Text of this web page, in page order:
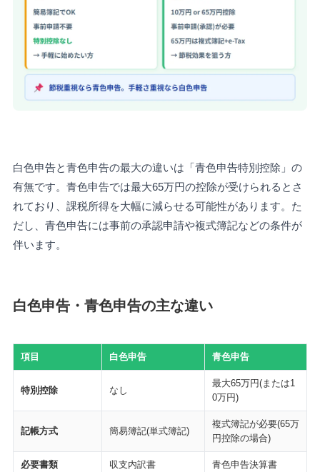
白色申告と青色申告の最大の違いは「青色申告特別控除」の
有無です。青色申告では最大65万円の控除が受けられるとさ
れており、課税所得を大幅に減らせる可能性があります。た
だし、青色申告には事前の承認申請や複式簿記などの条件が
伴います。
白色申告・青色申告の主な違い
項目 白色申告 青色申告
特別控除 なし
最大65万円(または1
0万円)
記帳方式 簡易簿記(単式簿記)
複式簿記が必要(65万
円控除の場合)
必要書類 収支内訳書 青色申告決算書